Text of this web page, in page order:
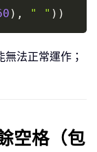
) , " " ) )
Copy
法正常運作；
空格（包